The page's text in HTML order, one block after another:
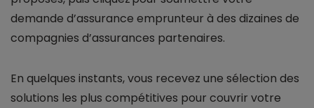
demande d’assurance emprunteur à des dizaines de
compagnies d’assurances partenaires.
En quelques instants, vous recevez une sélection des
solutions les plus compétitives pour couvrir votre